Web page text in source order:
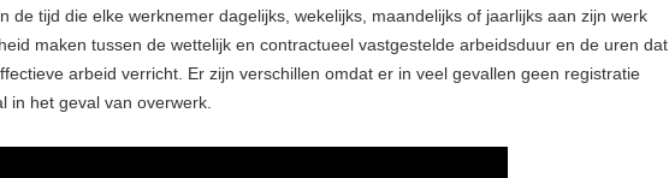
​​de tijd die elke werknemer dagelijks, wekelijks, maandelijks of jaarlijks aan zijn werk
maken tussen de wettelijk en contractueel vastgestelde arbeidsduur en de uren dat
arbeid verricht. Er zijn verschillen omdat er in veel gevallen geen registratie
in het geval van overwerk.